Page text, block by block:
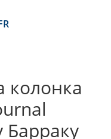
колонка
Барраку